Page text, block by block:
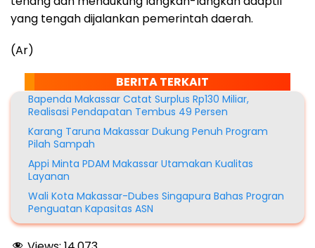
yang tengah dijalankan pemerintah daerah.
(Ar)
BERITA TERKAIT
Bapenda Makassar Catat Surplus Rp130 Miliar,
Realisasi Pendapatan Tembus 49 Persen
Karang Taruna Makassar Dukung Penuh Program
Pilah Sampah
Appi Minta PDAM Makassar Utamakan Kualitas
Layanan
Wali Kota Makassar-Dubes Singapura Bahas Progran
Penguatan Kapasitas ASN